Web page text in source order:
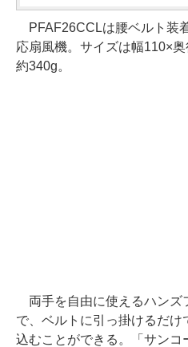
PFAF26CCLは腰ベルト装
応扇風機。サイズは幅110×
約340g。
両手を自由に使えるハンズ
で、ベルトに引っ掛けるだけ
込むことができる。「サンコ